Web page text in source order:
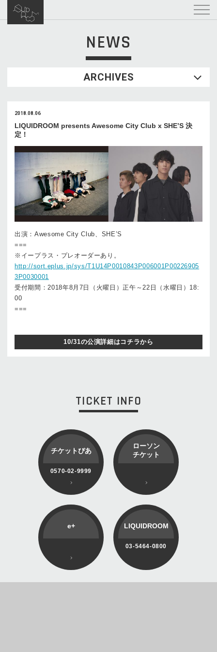
NEWS
ARCHIVES
2018.08.06
LIQUIDROOM presents Awesome City Club x SHE’S 決
定！
出演：Awesome City Club、SHE’S
===
※イープラス・プレオーダーあり。
http://sort.eplus.jp/sys/T1U14P0010843P006001P00226905
3P0030001
受付期間：2018年8月7日（火曜日）正午～22日（水曜日）18:
00
===
10/31の公演詳細はコチラから
TICKET INFO
チケットぴあ
0570-02-9999
ローソン
チケット
e+ LIQUIDROOM
03-5464-0800